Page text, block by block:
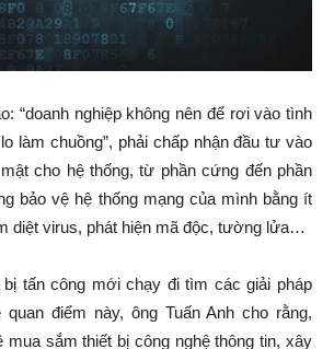
“doanh nghiệp không nên để rơi vào tình
làm chuồng”, phải chấp nhận đầu tư vào
cho hệ thống, từ phần cứng đến phần
bảo vệ hệ thống mạng của mình bằng ít
diệt virus, phát hiện mã độc, tường lửa…
tấn công mới chạy đi tìm các giải pháp
quan điểm này, ông Tuấn Anh cho rằng,
mua sắm thiết bị công nghệ thông tin, xây